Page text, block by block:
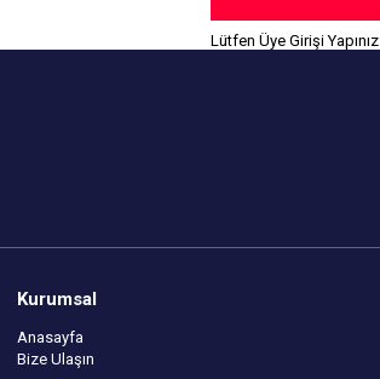
Lütfen Üye Girişi Yapınız
Kurumsal
Anasayfa
Bize Ulaşın